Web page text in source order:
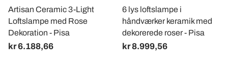
Artisan Ceramic 3-Light
Loftslampe med Rose
Dekoration - Pisa
kr 6.188,66
6 lys loftslampe i
håndværker keramik med
dekorerede roser - Pisa
kr 8.999,56